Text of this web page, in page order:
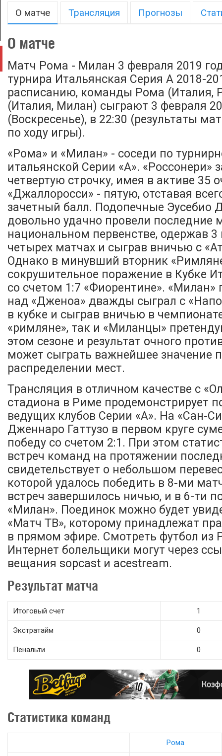
О матче Трансляция Прогнозы
О матче
Матч Рома - Милан 3 февраля 2019
турнира Итальянская Серия А 2018-
расписанию, команды Рома (Италия,
(Италия, Милан) сыграют 3 февраля
(Воскресенье), в 22:30 (результаты
по ходу игры).
«Рома» и «Милан» - соседи по
итальянской Серии «А». «Россонери»
четвертую строчку, имея в активе 35
«Джаллоросси» - пятую, отставая
зачетный балл. Подопечные Эусебио
довольно удачно провели последние
национальном первенстве, одержав
четырех матчах и сыграв вничью с
Однако в минувший вторник
сокрушительное поражение в Кубке
со счетом 1:7 «Фиорентине». «Милан»
над «Дженоа» дважды сыграл с
в кубке и сыграв вничью в
«римляне», так и «Миланцы»
этом сезоне и результат очного
может сыграть важнейшее значение
распределении мест.
Трансляция в отличном качестве с
стадиона в Риме продемонстрирует
ведущих клубов Серии «А». На «Сан-
Дженнаро Гаттузо в первом круге
победу со счетом 2:1. При этом
встреч команд на протяжении
свидетельствует о небольшом
которой удалось победить в 8-ми
встреч завершилось ничью, и в 6-ти
«Милан». Поединок можно будет
«Матч ТВ», которому принадлежат
в прямом эфире. Смотреть футбол из
Интернет болельщики могут через
вещания sopcast и acestream.
Результат матча
Итоговый счет 1
Экстратайм 0
Пенальти 0
Статистика команд
Рома